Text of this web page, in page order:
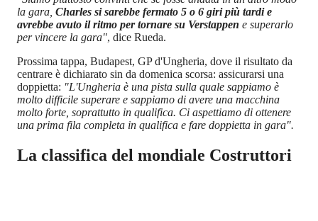
la gara, Charles si sarebbe fermato 5 o 6 giri più tardi e
avrebbe avuto il ritmo per tornare su Verstappen e superarlo
per vincere la gara", dice Rueda.
Prossima tappa, Budapest, GP d'Ungheria, dove il risultato da
centrare è dichiarato sin da domenica scorsa: assicurarsi una
doppietta: "L'Ungheria è una pista sulla quale sappiamo è
molto difficile superare e sappiamo di avere una macchina
molto forte, soprattutto in qualifica. Ci aspettiamo di ottenere
una prima fila completa in qualifica e fare doppietta in gara".
La classifica del mondiale Costruttori